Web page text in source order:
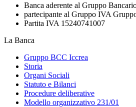
Banca aderente al Gruppo
partecipante al Gruppo IVA
Partita IVA 15240741007
La Banca
Gruppo BCC Iccrea
Storia
Organi Sociali
Statuto e Bilanci
Procedure deliberative
Modello organizzativo 231/01